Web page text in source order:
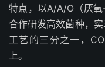
特点，以A/A/O（厌
合作研发高效菌种，
工艺的三分之一，
上。